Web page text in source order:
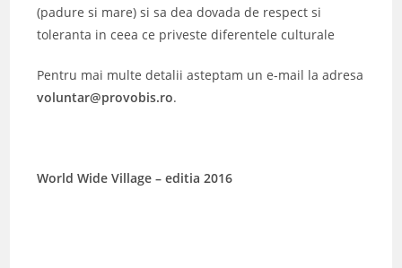
(padure si mare) si sa dea dovada de respect si
toleranta in ceea ce priveste diferentele culturale
Pentru mai multe detalii asteptam un e-mail la adresa
voluntar@provobis.ro.
World Wide Village – editia 2016